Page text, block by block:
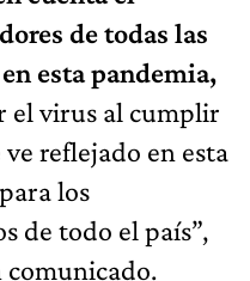
de todas las
esta pandemia,
el virus al cumplir
reflejado en esta
los
de todo el país”,
comunicado.